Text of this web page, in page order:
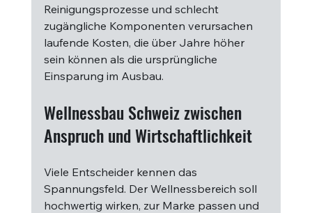
Reinigungsprozesse und schlecht
zugängliche Komponenten verursachen
laufende Kosten, die über Jahre höher
sein können als die ursprüngliche
Einsparung im Ausbau.
Wellnessbau Schweiz zwischen
Anspruch und Wirtschaftlichkeit
Viele Entscheider kennen das
Spannungsfeld. Der Wellnessbereich soll
hochwertig wirken, zur Marke passen und